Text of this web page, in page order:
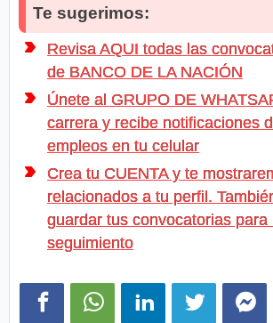
Te sugerimos:
Revisa AQUI todas las
de BANCO DE LA NACIÓN
Únete al GRUPO DE
carrera y recibe notificaciones
empleos en tu celular
Crea tu CUENTA y te
relacionados a tu perfil.
guardar tus convocatorias para
seguimiento